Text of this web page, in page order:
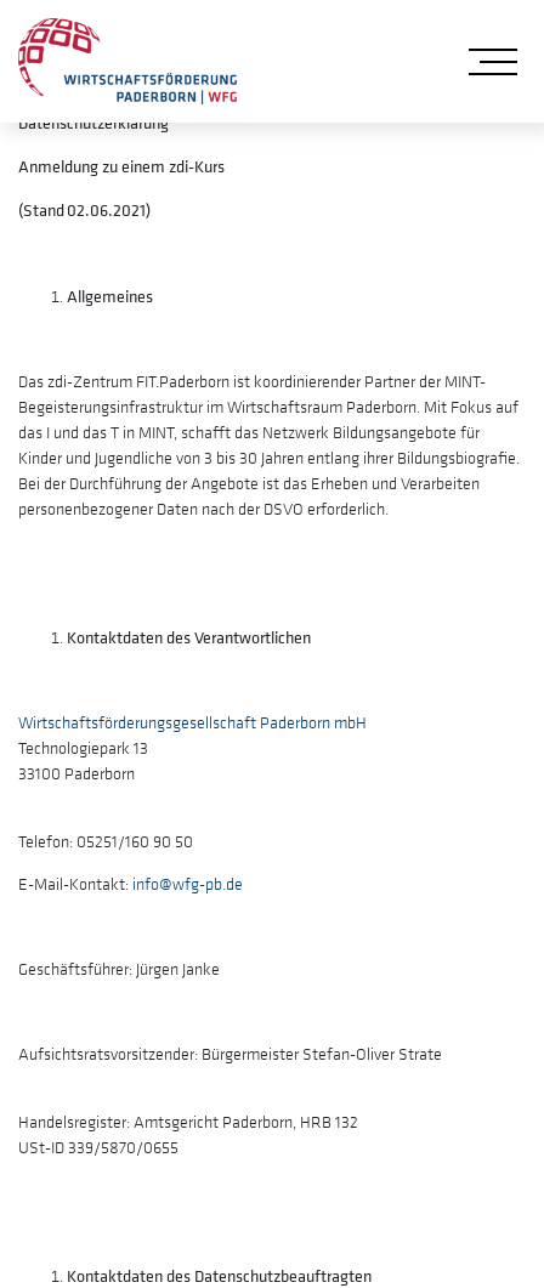
Datenschutzerklärung
Anmeldung zu einem zdi-Kurs
(Stand 02.06.2021)
Allgemeines
Das zdi-Zentrum FIT.Paderborn ist koordinierender Partner der MINT-
Begeisterungsinfrastruktur im Wirtschaftsraum Paderborn. Mit Fokus auf
das I und das T in MINT, schafft das Netzwerk Bildungsangebote für
Kinder und Jugendliche von 3 bis 30 Jahren entlang ihrer Bildungsbiografie.
Bei der Durchführung der Angebote ist das Erheben und Verarbeiten
personenbezogener Daten nach der DSVO erforderlich.
Kontaktdaten des Verantwortlichen
Wirtschaftsförderungsgesellschaft Paderborn mbH
Technologiepark 13
33100 Paderborn
Telefon: 05251/160 90 50
E-Mail-Kontakt: info@wfg-pb.de
Geschäftsführer: Jürgen Janke
Aufsichtsratsvorsitzender: Bürgermeister Stefan-Oliver Strate
Handelsregister: Amtsgericht Paderborn, HRB 132
USt-ID 339/5870/0655
Kontaktdaten des Datenschutzbeauftragten